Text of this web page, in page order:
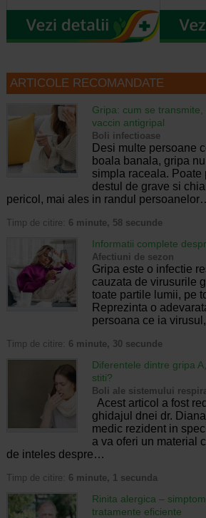
ARTICOLE RECOMANDATE
Gripa: cum se
vaccin antigripal
Boli infectioase
Desi multe persoane
boala banala, gripa
simpla raceala.
destul de grave si
pericol, mai ales in randul
Timp de citire: 6 minute, 58 secunde
Informatii complete
Afectiuni de sezon
Gripa este o infectie
cauzata de virusurile
toate partile lumii, pe
Reprezinta o
persoana ce ia
Timp de citire: 6 minute, 30 secunde
Diferentele dintre gripa
stiti?
Boli ale sistemului
Acest articol a fost
ghidajul dnei dr.
medic rezident in
a va oferi un material
de inteles despre…
Timp de citire: 6 minute, 1 secunda
Rinita alergica –
tratamente eficiente